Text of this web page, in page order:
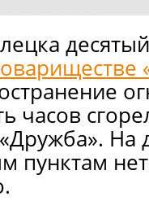
часов
пунктам